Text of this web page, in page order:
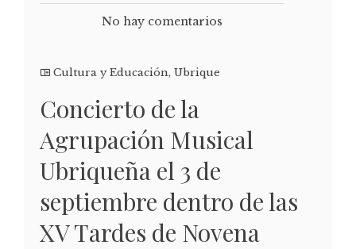
No hay comentarios
Cultura y Educación, Ubrique
Concierto de la
Agrupación Musical
Ubriqueña el 3 de
septiembre dentro de las
XV Tardes de Novena